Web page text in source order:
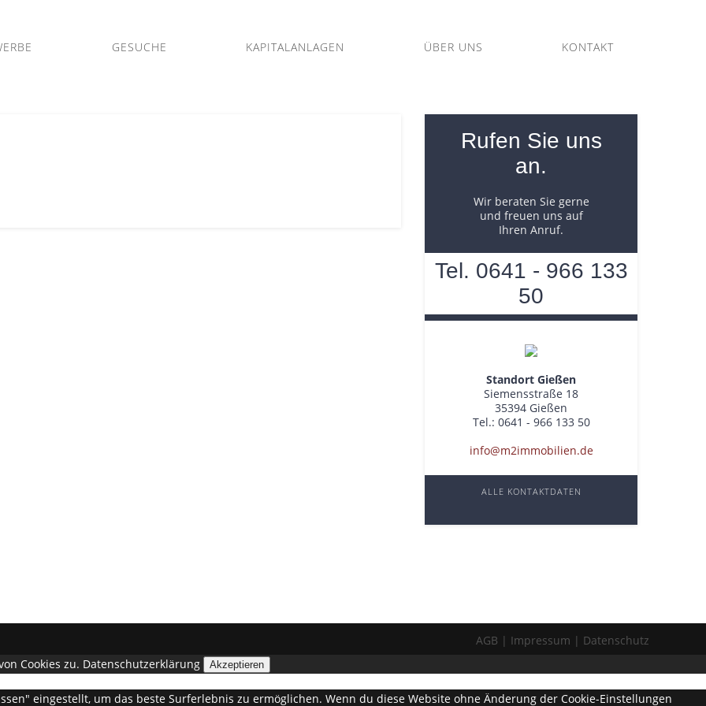
GESUCHE KAPITALANLAGEN ÜBER UNS KONTAKT
Rufen Sie uns
an.
Wir beraten Sie gerne
und freuen uns auf
Ihren Anruf.
Tel. 0641 - 966 133
50
Standort Gießen
Siemensstraße 18
35394 Gießen
Tel.: 0641 - 966 133 50
info@m2immobilien.de
ALLE KONTAKTDATEN
AGB Impressum
Datenschutz
Cookies zu. Datenschutzerklärung Akzeptieren
eingestellt, um das beste Surferlebnis zu ermöglichen. Wenn du diese Website ohne Änderung der Cookie-Einstellungen